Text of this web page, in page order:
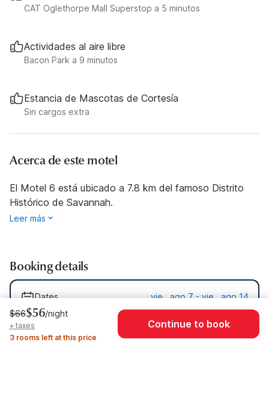
CAT Oglethorpe Mall Superstop a 5 minutos
Actividades al aire libre
Bacon Park a 9 minutos
Estancia de Mascotas de Cortesía
Sin cargos extra
Acerca de este motel
El Motel 6 está ubicado a 7.8 km del famoso Distrito
Histórico de Savannah.
Leer más
Booking details
Dates vie., ago 7 - vie., ago 14
1 Guest
$66$56/night
+ taxes
3 rooms left at this price
Continue to book